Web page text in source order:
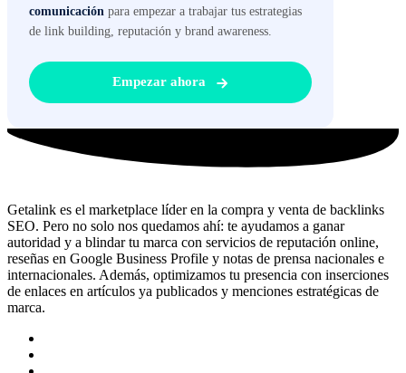
comunicación para empezar a trabajar tus estrategias
de link building, reputación y brand awareness.
Empezar ahora
Getalink es el marketplace líder en la compra y venta de backlinks
SEO. Pero no solo nos quedamos ahí: te ayudamos a ganar
autoridad y a blindar tu marca con servicios de reputación online,
reseñas en Google Business Profile y notas de prensa nacionales e
internacionales. Además, optimizamos tu presencia con inserciones
de enlaces en artículos ya publicados y menciones estratégicas de
marca.